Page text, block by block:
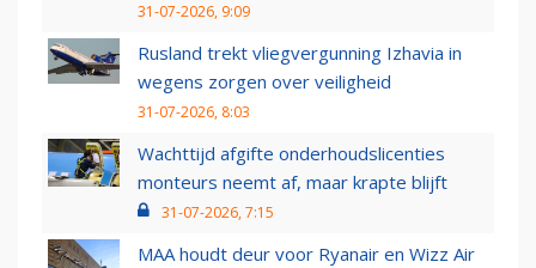
31-07-2026, 9:09
Rusland trekt vliegvergunning Izhavia in
wegens zorgen over veiligheid
31-07-2026, 8:03
Wachttijd afgifte onderhoudslicenties
monteurs neemt af, maar krapte blijft
31-07-2026, 7:15
MAA houdt deur voor Ryanair en Wizz Air